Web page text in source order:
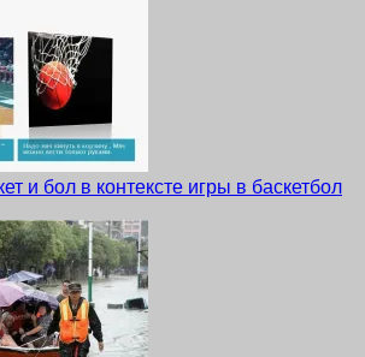
и бол в контексте игры в баскетбол